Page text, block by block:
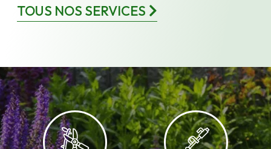
TOUS NOS SERVICES